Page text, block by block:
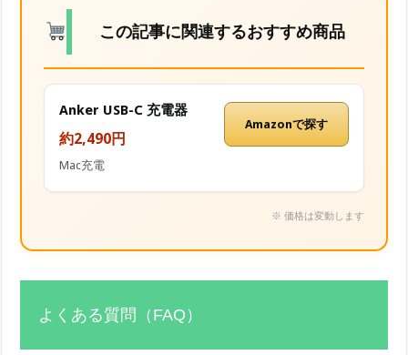
この記事に関連するおすすめ商品
Anker USB-C 充電器
約2,490円
Mac充電
Amazonで探す
※ 価格は変動します
よくある質問（FAQ）